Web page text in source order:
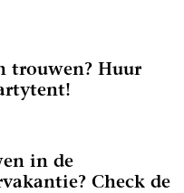
trouwen? Huur
in de
Check de